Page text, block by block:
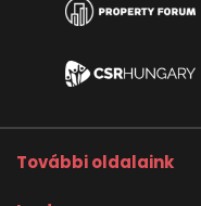
További oldalaink